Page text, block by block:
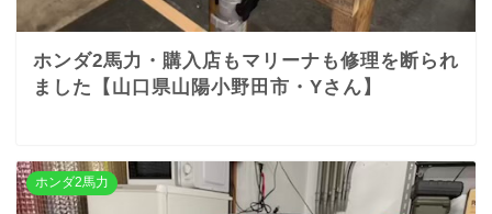
ホンダ2馬力・購入店もマリーナも修理を断られ
ました【山口県山陽小野田市・Yさん】
ホンダ2馬力